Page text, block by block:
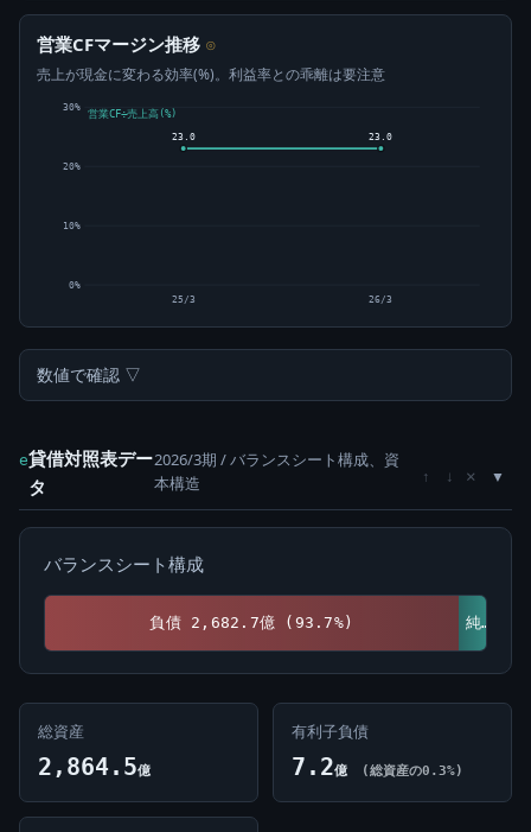
営業CFマージン推移 ⊙
売上が現金に変わる効率(%)。利益率との乖離は要注意
0%
10%
20%
30%
23.0
25/3
23.0
26/3
営業CF÷売上高(%)
数値で確認 ▽
e貸借対照表デー
タ
2026/3期 / バランスシート構成、資
本構造
↑ ↓ ×
バランスシート構成
負債 2,682.7億 (93.7%) 純資産 181.8億 (6.3%)
総資産
2,864.5億
有利子負債
7.2億 (総資産の0.3%)